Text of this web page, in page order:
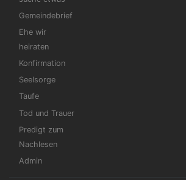
Gemeindebrief
Ehe wir
heiraten
Konfirmation
Seelsorge
Taufe
Tod und Trauer
Predigt zum
Nachlesen
Admin